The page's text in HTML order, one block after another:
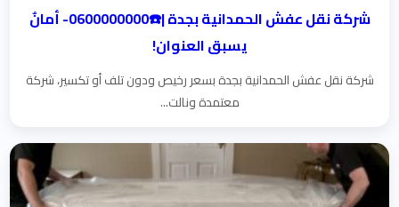
شركة نقل عفش الحمدانية بجدة |☎️0600000000- أمانٌ
يسبق العنوان!
شركة نقل عفش الحمدانية بجدة بسعر رخيص ودون تلف أو تكسير، شركة
معتمدة ونالت...